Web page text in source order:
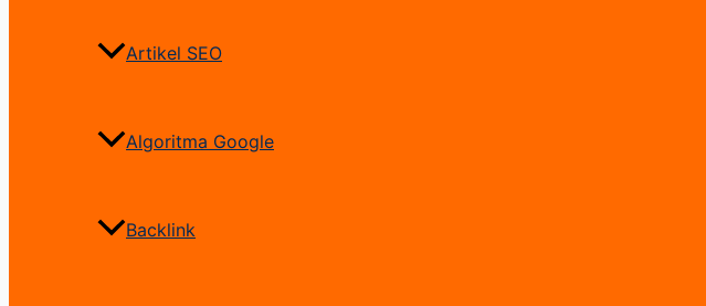
Artikel SEO
Algoritma Google
Backlink